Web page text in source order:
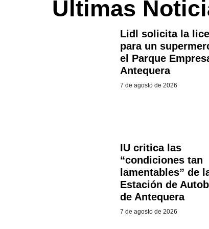
Últimas
Lidl solicita la
para un
el Parque
Antequera
7 de agosto de 2026
IU critica las
“condiciones tan
lamentables” de
Estación de
de Antequera
7 de agosto de 2026